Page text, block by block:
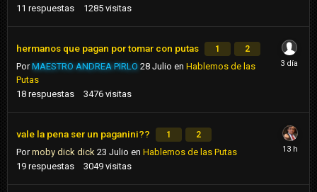
11 respuestas 1285 visitas
hermanos que pagan por tomar con putas 1 2
PorMAESTRO ANDREA PIRLO 28 Julio en Hablemos de las
Putas
18 respuestas 3476 visitas
vale la pena ser un paganini?? 1 2
Pormoby dick dick 23 Julio en Hablemos de las Putas
19 respuestas 3049 visitas